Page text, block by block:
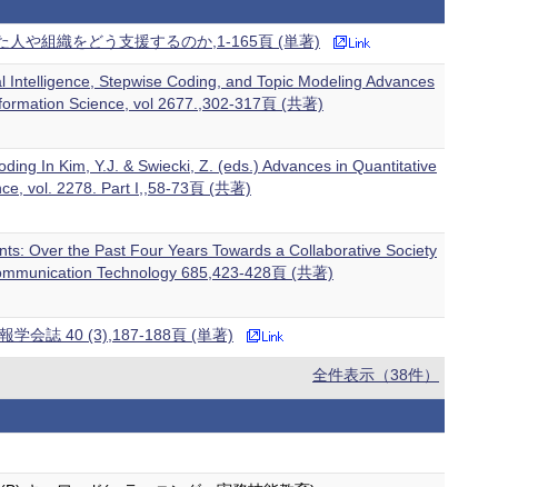
人や組織をどう支援するのか,1-165頁 (単著)
Stepwise Coding, and Topic Modeling Advances
Science, vol 2677.,302-317頁 (共著)
In Kim, Y.J. & Swiecki, Z. (eds.) Advances in Quantitative
vol. 2278. Part I,,58-73頁 (共著)
Over the Past Four Years Towards a Collaborative Society
Technology 685,423-428頁 (共著)
学会誌 40 (3),187-188頁 (単著)
全件表示（38件）